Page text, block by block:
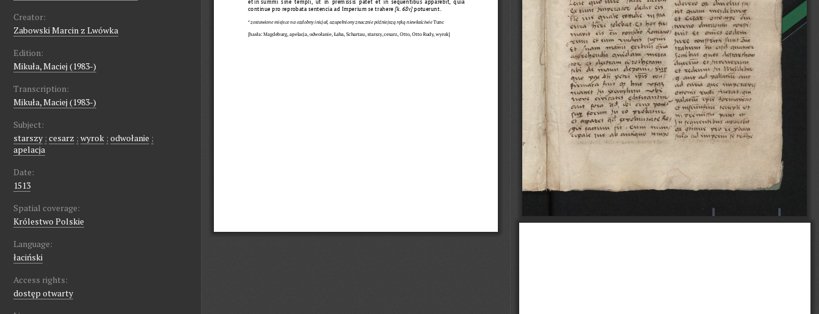
Creator:
Zabowski Marcin z Lwówka
Edition:
Mikuła, Maciej (1983-)
Transcription:
Mikuła, Maciej (1983-)
Subject:
starszy ; cesarz ; wyrok ; odwołanie ;
apelacja
Date:
1513
Spatial coverage:
Królestwo Polskie
Language:
łaciński
Access rights:
dostęp otwarty